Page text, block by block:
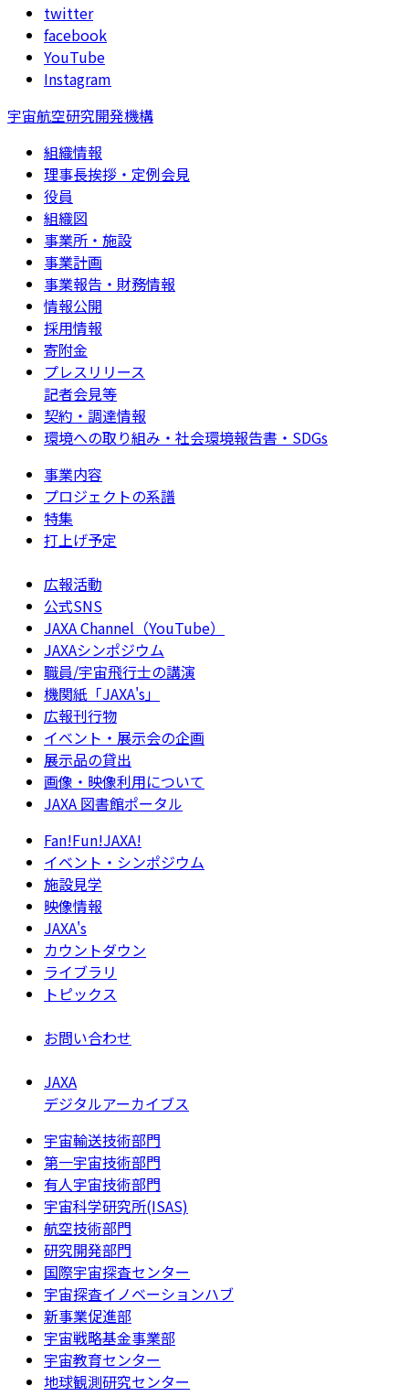
twitter
facebook
YouTube
Instagram
宇宙航空研究開発機構
組織情報
理事長挨拶・定例会見
役員
組織図
事業所・施設
事業計画
事業報告・財務情報
情報公開
採用情報
寄附金
プレスリリース
記者会見等
契約・調達情報
環境への取り組み・社会環境報告書・SDGs
事業内容
プロジェクトの系譜
特集
打上げ予定
広報活動
公式SNS
JAXA Channel（YouTube）
JAXAシンポジウム
職員/宇宙飛行士の講演
機関紙「JAXA's」
広報刊行物
イベント・展示会の企画
展示品の貸出
画像・映像利用について
JAXA 図書館ポータル
Fan!Fun!JAXA!
イベント・シンポジウム
施設見学
映像情報
JAXA's
カウントダウン
ライブラリ
トピックス
お問い合わせ
JAXA
デジタルアーカイブス
宇宙輸送技術部門
第一宇宙技術部門
有人宇宙技術部門
宇宙科学研究所(ISAS)
航空技術部門
研究開発部門
国際宇宙探査センター
宇宙探査イノベーションハブ
新事業促進部
宇宙戦略基金事業部
宇宙教育センター
地球観測研究センター